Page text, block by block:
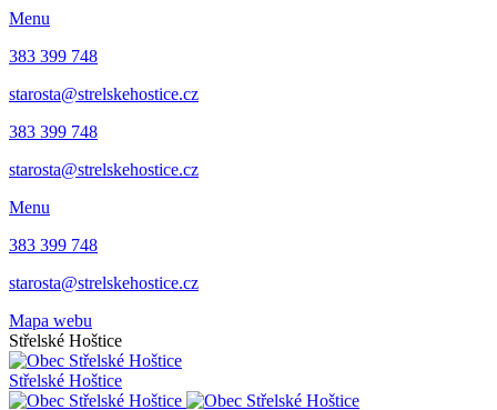
Menu
383 399 748
starosta@strelskehostice.cz
383 399 748
starosta@strelskehostice.cz
Menu
383 399 748
starosta@strelskehostice.cz
Mapa webu
Střelské Hoštice
Střelské Hoštice